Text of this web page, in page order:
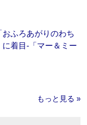
おふろあがりのわち
着目‐「マー＆ミー
もっと見る »